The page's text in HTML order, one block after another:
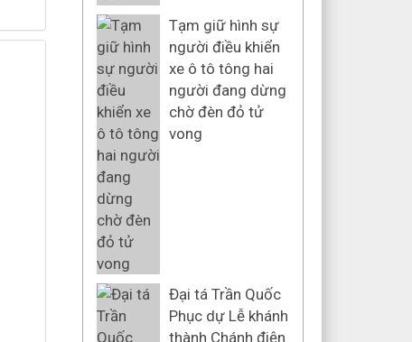
Tạm giữ hình sự
người điều khiển
xe ô tô tông hai
người đang dừng
chờ đèn đỏ tử
vong
Đại tá Trần Quốc
Phục dự Lễ khánh
thành Chánh điện